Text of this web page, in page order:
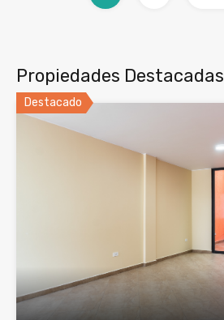
Propiedades Destacadas
Destacado